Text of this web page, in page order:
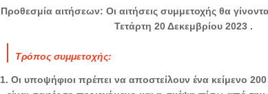
Προθεσμία αιτήσεων: Οι αιτήσεις συμμετοχής θα
Τετάρτη 20 Δεκεμβρίου 2023 .
Τρόπος συμμετοχής:
1. Οι υποψήφιοι πρέπει να αποστείλουν ένα κείμενο